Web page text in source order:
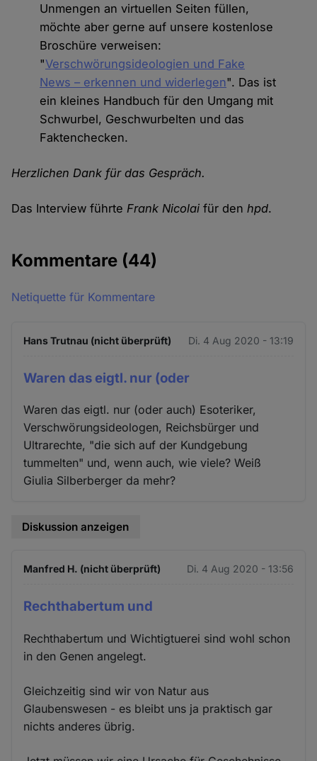
Unmengen an virtuellen Seiten füllen,
möchte aber gerne auf unsere kostenlose
Broschüre verweisen:
"Verschwörungsideologien und Fake
News – erkennen und widerlegen". Das ist
ein kleines Handbuch für den Umgang mit
Schwurbel, Geschwurbelten und das
Faktenchecken.
Herzlichen Dank für das Gespräch.
Das Interview führte Frank Nicolai für denhpd.
Kommentare (44)
Netiquette für Kommentare
Hans Trutnau (nicht überprüft) Di. 4 Aug 2020 - 13:19
Waren das eigtl. nur (oder
Waren das eigtl. nur (oder auch) Esoteriker,
Verschwörungsideologen, Reichsbürger und
Ultrarechte, "die sich auf der Kundgebung
tummelten" und, wenn auch, wie viele? Weiß
Giulia Silberberger da mehr?
Diskussion anzeigen
Manfred H. (nicht überprüft) Di. 4 Aug 2020 - 13:56
Rechthabertum und
Rechthabertum und Wichtigtuerei sind wohl schon
in den Genen angelegt.
Gleichzeitig sind wir von Natur aus
Glaubenswesen - es bleibt uns ja praktisch gar
nichts anderes übrig.